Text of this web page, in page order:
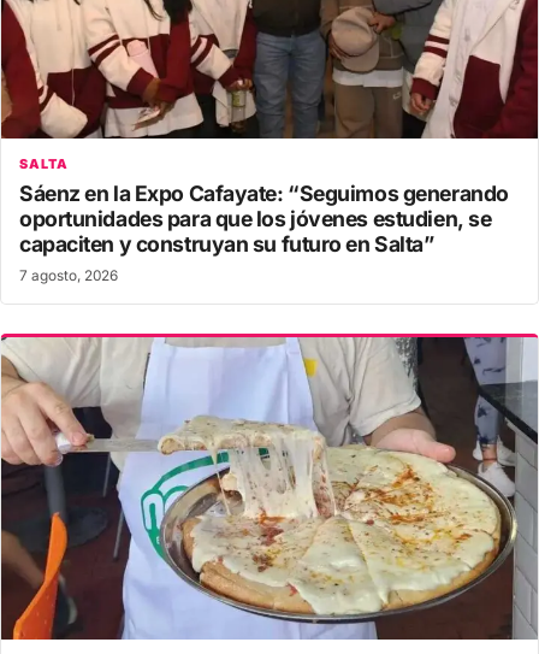
SALTA
Sáenz en la Expo Cafayate: “Seguimos generando
oportunidades para que los jóvenes estudien, se
capaciten y construyan su futuro en Salta”
7 agosto, 2026